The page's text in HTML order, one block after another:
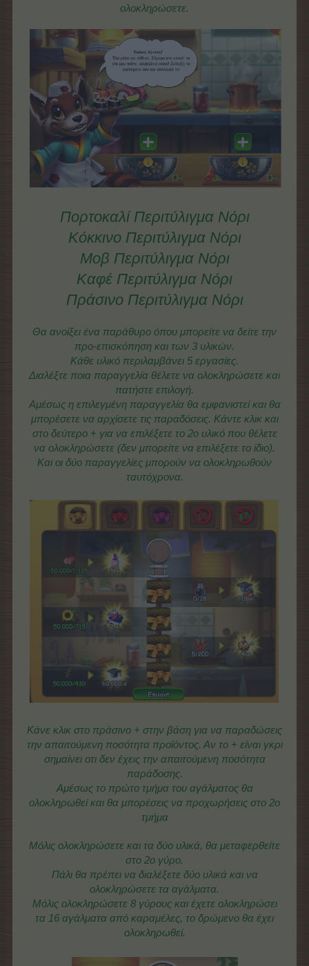
ολοκληρώσετε.
Πορτοκαλί Περιτύλιγμα Νόρι
Κόκκινο Περιτύλιγμα Νόρι
Μοβ Περιτύλιγμα Νόρι
Καφέ Περιτύλιγμα Νόρι
Πράσινο Περιτύλιγμα Νόρι
Θα ανοίξει ένα παράθυρο όπου μπορείτε να δείτε την
προ-επισκόπηση και των 3 υλικών.
Κάθε υλικό περιλαμβάνει 5 εργασίες.
Διαλέξτε ποια παραγγελία θέλετε να ολοκληρώσετε και
πατήστε επιλογή.
Αμέσως η επιλεγμένη παραγγελία θα εμφανιστεί και θα
μπορέσετε να αρχίσετε τις παραδόσεις. Κάντε κλικ και
στο δεύτερο + για να επιλέξετε το 2ο υλικό που θέλετε
να ολοκληρώσετε (δεν μπορείτε να επιλέξετε το ίδιο).
Και οι δύο παραγγελίες μπορούν να ολοκληρωθούν
ταυτόχρονα.
Κάνε κλικ στο πράσινο + στην βάση για να παραδώσεις
την απαιτούμενη ποσότητα προϊόντος. Αν το + είναι γκρι
σημαίνει οτι δεν έχεις την απαιτούμενη ποσότητα
παράδοσης.
Αμέσως το πρώτο τμήμα του αγάλματος θα
ολοκληρωθεί και θα μπορέσεις να προχωρήσεις στο 2ο
τμήμα
Μόλις ολοκληρώσετε και τα δύο υλικά, θα μεταφερθείτε
στο 2ο γύρο.
Πάλι θα πρέπει να διαλέξετε δύο υλικά και να
ολοκληρώσετε τα αγάλματα.
Μόλις ολοκληρώσετε 8 γύρους και έχετε ολοκληρώσει
τα 16 αγάλματα από καραμέλες, το δρώμενο θα έχει
ολοκληρωθεί.